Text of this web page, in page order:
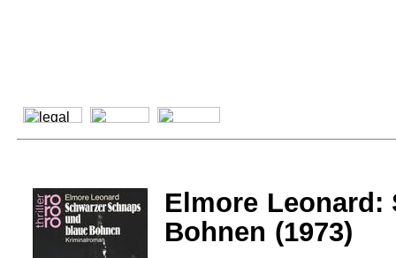
Elmore Leonard:
Bohnen (1973)